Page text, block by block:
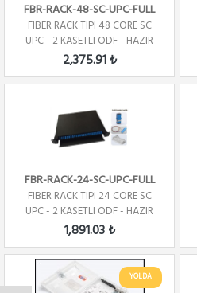
FBR-RACK-48-SC-UPC-FULL
FIBER RACK TIPI 48 CORE SC
UPC - 2 KASETLI ODF - HAZIR
2,375.91 ₺
FBR-RACK-24-SC-UPC-FULL
FIBER RACK TIPI 24 CORE SC
UPC - 2 KASETLI ODF - HAZIR
1,891.03 ₺
YOLDA